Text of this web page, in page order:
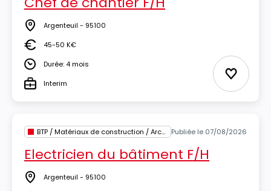
Lieu Argenteuil - 95100
Salaire45-50 K€
DuréeDurée: 4 mois
TypeInterim Ajouter
BTP / Matériaux de construction / Architecture Publiée le 07/08/2026
Electricien du bâtiment F/H
Lieu Argenteuil - 95100